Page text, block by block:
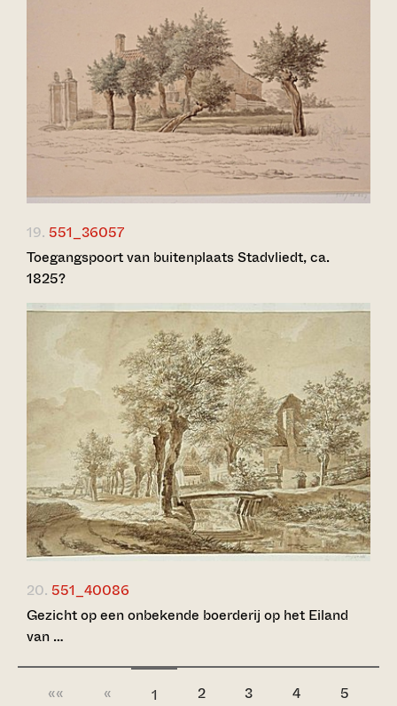
19. 551_36057
Toegangspoort van buitenplaats Stadvliedt, ca.
1825?
20. 551_40086
Gezicht op een onbekende boerderij op het Eiland
van …
«« « 1 2 3 4 5